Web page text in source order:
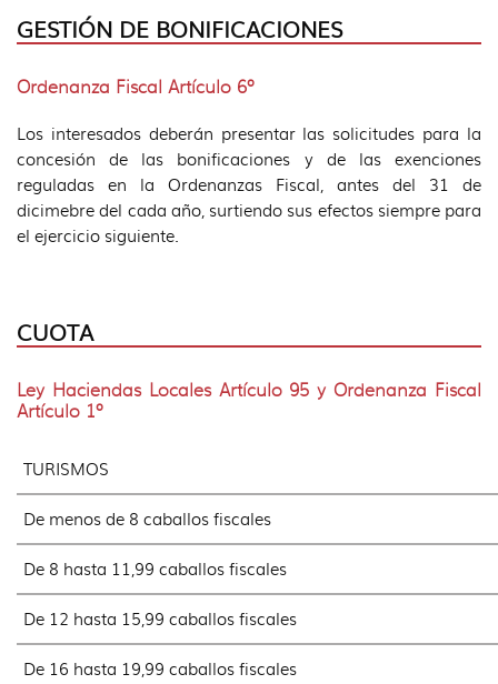
GESTIÓN DE BONIFICACIONES
Ordenanza Fiscal Artículo 6º
Los interesados deberán presentar las solicitudes para la
concesión de las bonificaciones y de las exenciones
reguladas en la Ordenanzas Fiscal, antes del 31 de
dicimebre del cada año, surtiendo sus efectos siempre para
el ejercicio siguiente.
CUOTA
Ley Haciendas Locales Artículo 95 y Ordenanza Fiscal
Artículo 1º
TURISMOS
De menos de 8 caballos fiscales
De 8 hasta 11,99 caballos fiscales
De 12 hasta 15,99 caballos fiscales
De 16 hasta 19,99 caballos fiscales